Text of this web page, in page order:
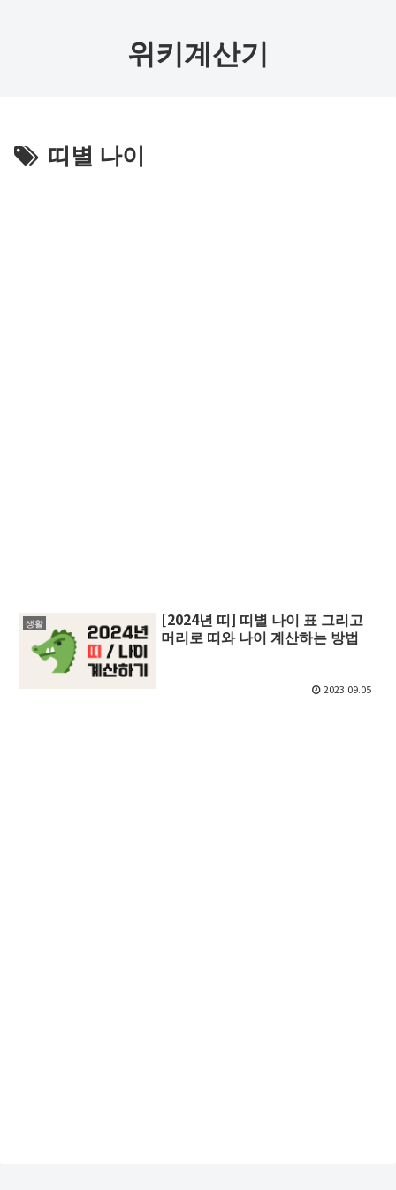
위키계산기
띠별 나이
생활
[2024년 띠] 띠별 나이 표 그리고
머리로 띠와 나이 계산하는 방법
2023.09.05